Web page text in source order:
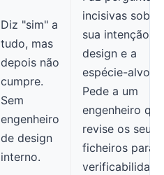
Diz "sim" a
tudo, mas
depois não
cumpre.
Sem
engenheiro
de design
interno.
incisivas sobre
sua intenção
design e a
espécie-alvo.
Pede a um
engenheiro que
revise os seus
ficheiros para